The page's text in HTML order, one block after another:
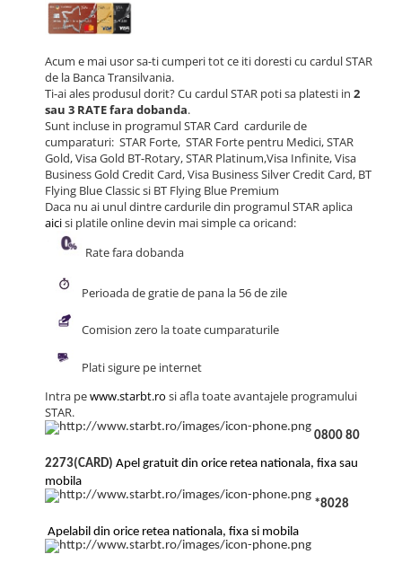
Acum e mai usor sa-ti cumperi tot ce iti doresti cu cardul STAR
de la Banca Transilvania.
Ti-ai ales produsul dorit? Cu cardul STAR poti sa platesti in 2
sau 3 RATE fara dobanda.
Sunt incluse in programul STAR Card cardurile de
cumparaturi: STAR Forte, STAR Forte pentru Medici, STAR
Gold, Visa Gold BT-Rotary, STAR Platinum,Visa Infinite, Visa
Business Gold Credit Card, Visa Business Silver Credit Card, BT
Flying Blue Classic si BT Flying Blue Premium
Daca nu ai unul dintre cardurile din programul STAR aplica
aicisi platile online devin mai simple ca oricand:
Rate fara dobanda
Perioada de gratie de pana la 56 de zile
Comision zero la toate cumparaturile
Plati sigure pe internet
Intra pewww.starbt.ro si afla toate avantajele programului
STAR.
0800 80
2273(CARD) Apel gratuit din orice retea nationala, fixa sau
mobila
*8028
Apelabil din orice retea nationala, fixa si mobila